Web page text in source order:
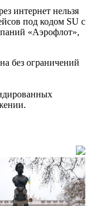
интернет нельзя
под кодом SU с
«Аэрофлот»,
без ограничений